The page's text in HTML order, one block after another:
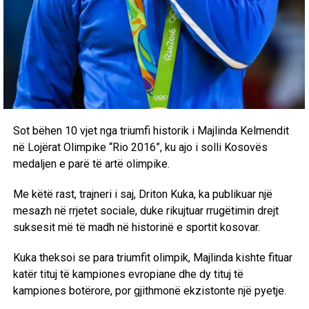
Sot bëhen 10 vjet nga triumfi historik i Majlinda Kelmendit
në Lojërat Olimpike “Rio 2016”, ku ajo i solli Kosovës
medaljen e parë të artë olimpike.
Me këtë rast, trajneri i saj, Driton Kuka, ka publikuar një
mesazh në rrjetet sociale, duke rikujtuar rrugëtimin drejt
suksesit më të madh në historinë e sportit kosovar.
Kuka theksoi se para triumfit olimpik, Majlinda kishte fituar
katër tituj të kampiones evropiane dhe dy tituj të
kampiones botërore, por gjithmonë ekzistonte një pyetje.